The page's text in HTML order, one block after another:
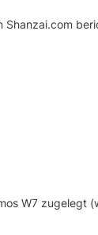
W7 zugelegt